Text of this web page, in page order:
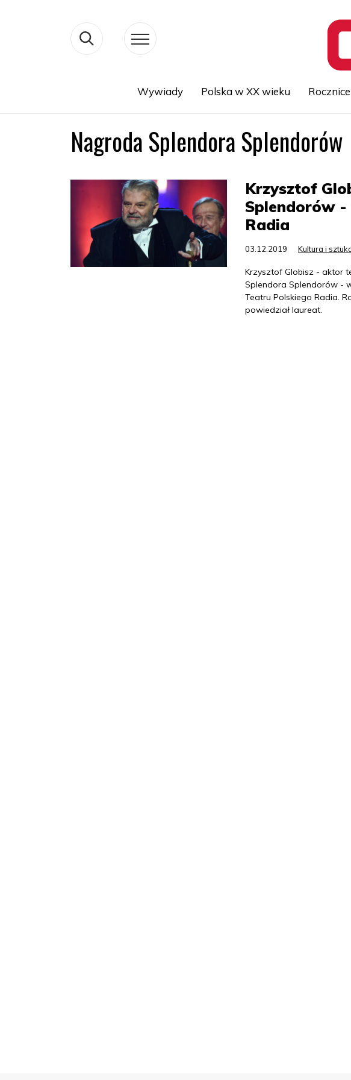
Wywiady Polska w XX wieku Rocznice
Nagroda Splendora Splendorów
Krzysztof
Splendorów -
Radia
03.12.2019 Kultura i
Krzysztof Globisz - aktor
Splendora Splendorów -
Teatru Polskiego Radia.
powiedział laureat.